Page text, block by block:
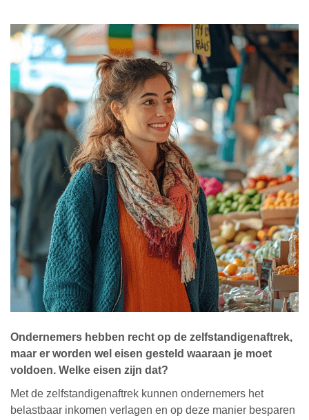
Ondernemers hebben recht op de zelfstandigenaftrek,
maar er worden wel eisen gesteld waaraan je moet
voldoen. Welke eisen zijn dat?
Met de zelfstandigenaftrek kunnen ondernemers het
belastbaar inkomen verlagen en op deze manier besparen